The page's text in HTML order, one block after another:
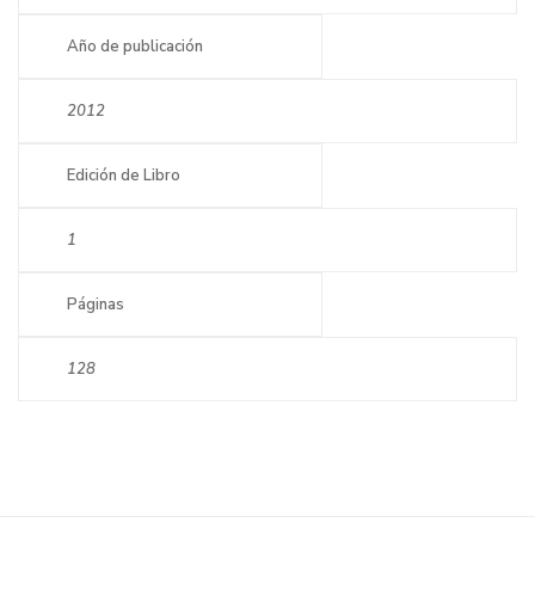
Año de publicación
2012
Edición de Libro
1
Páginas
128